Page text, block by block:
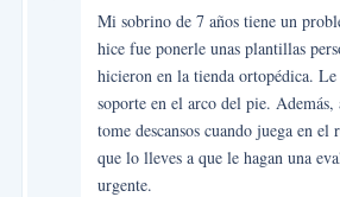
Mi sobrino de 7 años tiene un
hice fue ponerle unas plantillas
hicieron en la tienda ortopédica.
soporte en el arco del pie.
tome descansos cuando juega en el
que lo lleves a que le hagan una
urgente.